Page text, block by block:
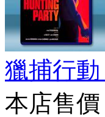
獵捕行動
本店售價